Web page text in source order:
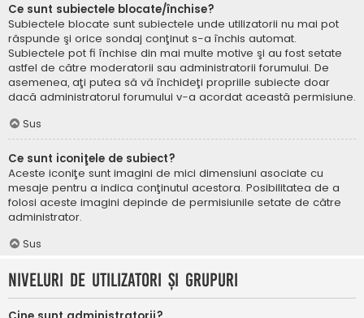
Ce sunt subiectele blocate/închise?
Subiectele blocate sunt subiectele unde utilizatorii nu mai pot
răspunde şi orice sondaj conţinut s-a închis automat.
Subiectele pot fi închise din mai multe motive şi au fost setate
astfel de către moderatorii sau administratorii forumului. De
asemenea, aţi putea să vă închideţi propriile subiecte doar
dacă administratorul forumului v-a acordat această permisiune.
Sus
Ce sunt iconiţele de subiect?
Aceste iconiţe sunt imagini de mici dimensiuni asociate cu
mesaje pentru a indica conţinutul acestora. Posibilitatea de a
folosi aceste imagini depinde de permisiunile setate de către
administrator.
Sus
Niveluri de utilizatori şi grupuri